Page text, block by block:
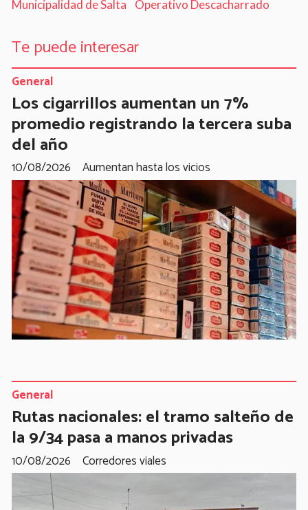
Municipalidad de Salta
Operativo Descacharrado
Te puede interesar
Los cigarrillos aumentan un 7%
promedio registrando la tercera suba
del año
Aumentan hasta los vicios
General
10/08/2026
Rutas nacionales: el tramo salteño de
la 9/34 pasa a manos privadas
Corredores viales
General
10/08/2026